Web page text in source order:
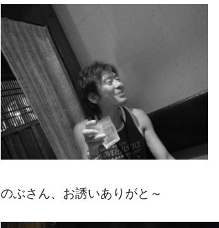
のぶさん、お誘いありがと～